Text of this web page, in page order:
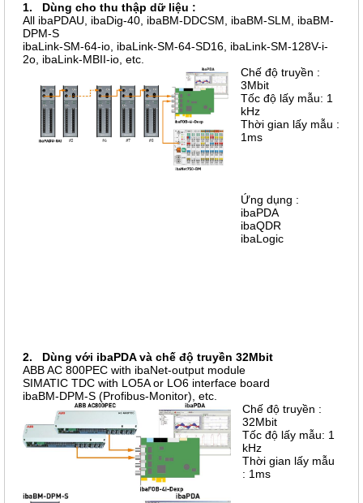
1. Dùng cho thu thập dữ liệu :
All ibaPDAU, ibaDig-40, ibaBM-DDCSM, ibaBM-SLM, ibaBM-
DPM-S
ibaLink-SM-64-io, ibaLink-SM-64-SD16, ibaLink-SM-128V-i-
2o, ibaLink-MBII-io, etc.
Chế độ truyền :
3Mbit
Tốc độ lấy mẫu: 1
kHz
Thời gian lấy mẫu :
1ms
Ứng dụng :
ibaPDA
ibaQDR
ibaLogic
2. Dùng với ibaPDA và chế độ truyền 32Mbit
ABB AC 800PEC with ibaNet-output module
SIMATIC TDC with LO5A or LO6 interface board
ibaBM-DPM-S (Profibus-Monitor), etc.
Chế độ truyền :
32Mbit
Tốc độ lấy mẫu: 1
kHz
Thời gian lấy mẫu
: 1ms